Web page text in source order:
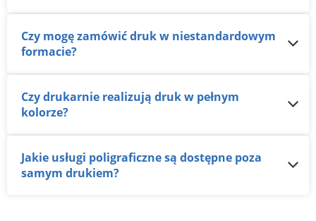
Czy mogę zamówić druk w niestandardowym
formacie?
Czy drukarnie realizują druk w pełnym
kolorze?
Jakie usługi poligraficzne są dostępne poza
samym drukiem?